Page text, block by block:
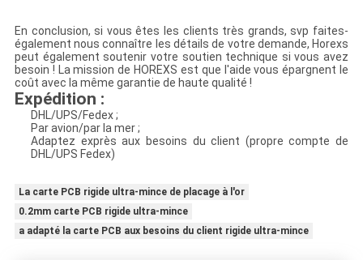
En conclusion, si vous êtes les clients très grands, svp faites-
également nous connaître les détails de votre demande, Horexs
peut également soutenir votre soutien technique si vous avez
besoin ! La mission de HOREXS est que l'aide vous épargnent le
coût avec la même garantie de haute qualité !
Expédition :
DHL/UPS/Fedex ;
Par avion/par la mer ;
Adaptez exprès aux besoins du client (propre compte de
DHL/UPS Fedex)
La carte PCB rigide ultra-mince de placage à l'or
0.2mm carte PCB rigide ultra-mince
a adapté la carte PCB aux besoins du client rigide ultra-mince